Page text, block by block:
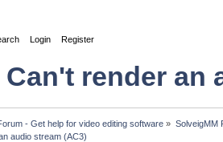
Login Register
render an
- Get help for video editing software » SolveigMM
audio stream (AC3)